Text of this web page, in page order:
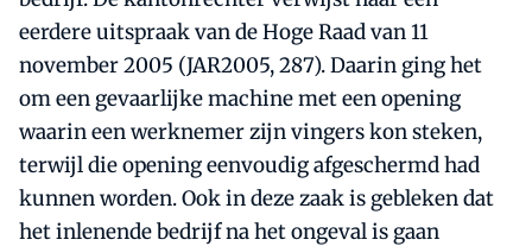
eerdere uitspraak van de Hoge Raad van 11
november 2005 (JAR2005, 287). Daarin ging het
om een gevaarlijke machine met een opening
waarin een werknemer zijn vingers kon steken,
terwijl die opening eenvoudig afgeschermd had
kunnen worden. Ook in deze zaak is gebleken dat
het inlenende bedrijf na het ongeval is gaan